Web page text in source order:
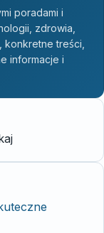
poradami i
zdrowia,
konkretne treści,
informacje i